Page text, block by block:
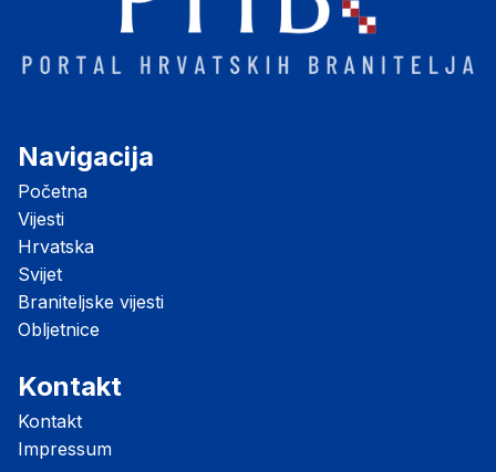
Navigacija
Početna
Vijesti
Hrvatska
Svijet
Braniteljske vijesti
Obljetnice
Kontakt
Kontakt
Impressum